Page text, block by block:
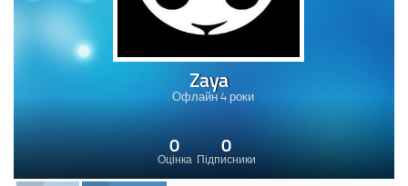
Zaya
Офлайн 4 роки
Оцінка
0
Підписники
0